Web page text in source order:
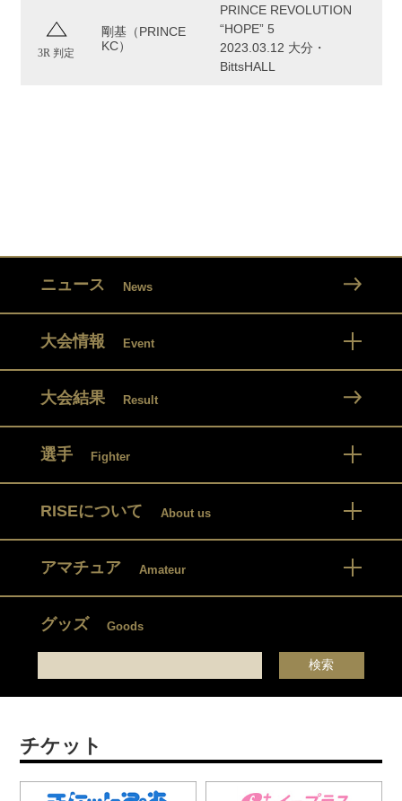
3R 判定
剛基（PRINCE
KC）
PRINCE REVOLUTION
“HOPE” 5
2023.03.12 大分・
BittsHALL
ニュース News
大会情報 Event
大会結果 Result
選手 Fighter
RISEについて About us
アマチュア Amateur
グッズ Goods
チケット